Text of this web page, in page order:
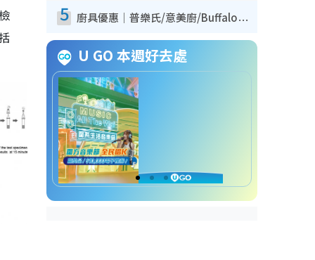
5 廚具優惠｜普樂氏/意美廚/Buffalo廚具低至3折！$89起買煎鍋／炒鑊／個人鍋 同場小家電激減至$99起
U GO 本週好去處